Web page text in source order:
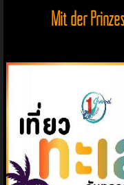
Mit der